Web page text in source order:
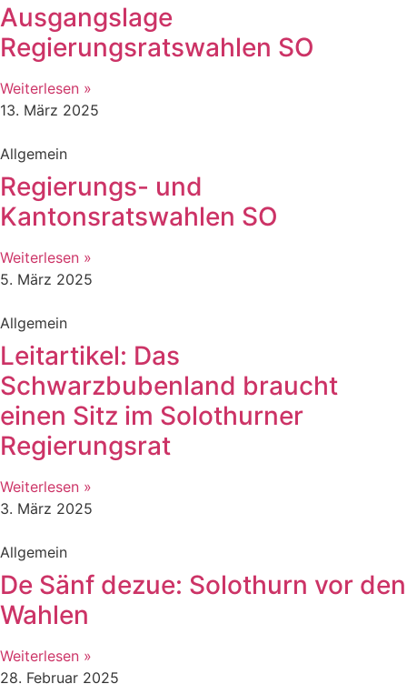
Ausgangslage
Regierungsratswahlen SO
Weiterlesen »
13. März 2025
Allgemein
Regierungs- und
Kantonsratswahlen SO
Weiterlesen »
5. März 2025
Allgemein
Leitartikel: Das
Schwarzbubenland braucht
einen Sitz im Solothurner
Regierungsrat
Weiterlesen »
3. März 2025
Allgemein
De Sänf dezue: Solothurn vor den
Wahlen
Weiterlesen »
28. Februar 2025